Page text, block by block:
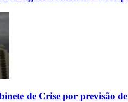
de Crise por previsão